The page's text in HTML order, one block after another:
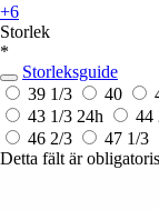
+6
Storlek
*
Storleksguide
39 1/3
40
43 1/3 24h 44
46 2/3
47 1/3
Detta fält är